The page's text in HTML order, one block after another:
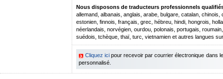
Nous disposons de traducteurs professionnels
allemand, albanais, anglais, arabe, bulgare, catalan,
estonien, finnois, français, grec, hébreu, hindi, hongrois,
néerlandais, norvégien, ourdou, polonais, portugais,
suédois, tchèque, thaï, turc, vietnamien et autres langues
Cliquez ici pour recevoir par courrier électronique dans
personnalisé.